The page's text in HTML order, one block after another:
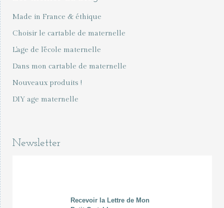
Made in France & éthique
Choisir le cartable de maternelle
L'age de l'école maternelle
Dans mon cartable de maternelle
Nouveaux produits !
DIY age maternelle
Newsletter